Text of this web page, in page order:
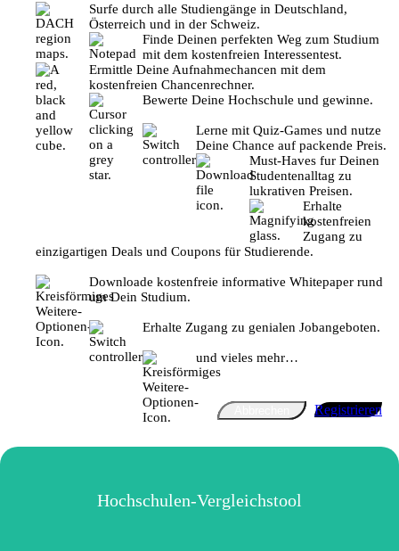
Surfe durch alle Studiengänge in Deutschland,
Österreich und in der Schweiz.
Finde Deinen perfekten Weg zum Studium
mit dem kostenfreien Interessentest.
Ermittle Deine Aufnahmechancen mit dem
kostenfreien Chancenrechner.
Bewerte Deine Hochschule und gewinne.
Lerne mit Quiz-Games und nutze
Deine Chance auf packende Preis.
Must-Haves fur Deinen
Studentenalltag zu
lukrativen Preisen.
Erhalte
kostenfreien
Zugang zu
einzigartigen Deals und Coupons für Studierende.
Downloade kostenfreie informative Whitepaper rund
um Dein Studium.
Erhalte Zugang zu genialen Jobangeboten.
und vieles mehr…
Registrieren
Hochschulen-Vergleichstool